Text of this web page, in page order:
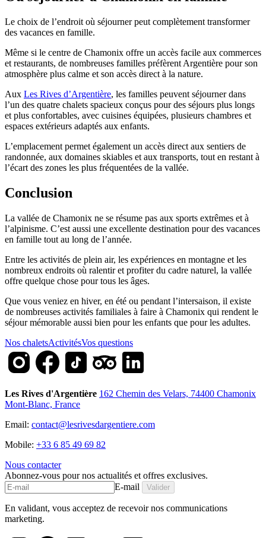
Le choix de l’endroit où séjourner peut complètement transformer
des vacances en famille.
Même si le centre de Chamonix offre un accès facile aux commerces
et restaurants, de nombreuses familles préfèrent Argentière pour son
atmosphère plus calme et son accès direct à la nature.
Aux Les Rives d’Argentière, les familles peuvent séjourner dans
l’un des quatre chalets spacieux conçus pour des séjours plus longs
et plus confortables, avec cuisines équipées, plusieurs chambres et
espaces extérieurs adaptés aux enfants.
L’emplacement permet également un accès direct aux sentiers de
randonnée, aux domaines skiables et aux transports, tout en restant à
l’écart des zones les plus fréquentées de la vallée.
Conclusion
La vallée de Chamonix ne se résume pas aux sports extrêmes et à
l’alpinisme. C’est aussi une excellente destination pour des vacances
en famille tout au long de l’année.
Entre les activités de plein air, les expériences en montagne et les
nombreux endroits où ralentir et profiter du cadre naturel, la vallée
offre quelque chose pour tous les âges.
Que vous veniez en hiver, en été ou pendant l’intersaison, il existe
de nombreuses activités familiales à faire à Chamonix qui rendent le
séjour mémorable aussi bien pour les enfants que pour les adultes.
Nos chaletsActivitésVos questions
Les Rives d'Argentière 162 Chemin des Velars, 74400 Chamonix
Mont-Blanc, France
Email: contact@lesrivesdargentiere.com
Mobile: +33 6 85 49 69 82
Nous contacter
Abonnez-vous pour nos actualités et offres exclusives.
E-mail
Valider
En validant, vous acceptez de recevoir nos communications
marketing.